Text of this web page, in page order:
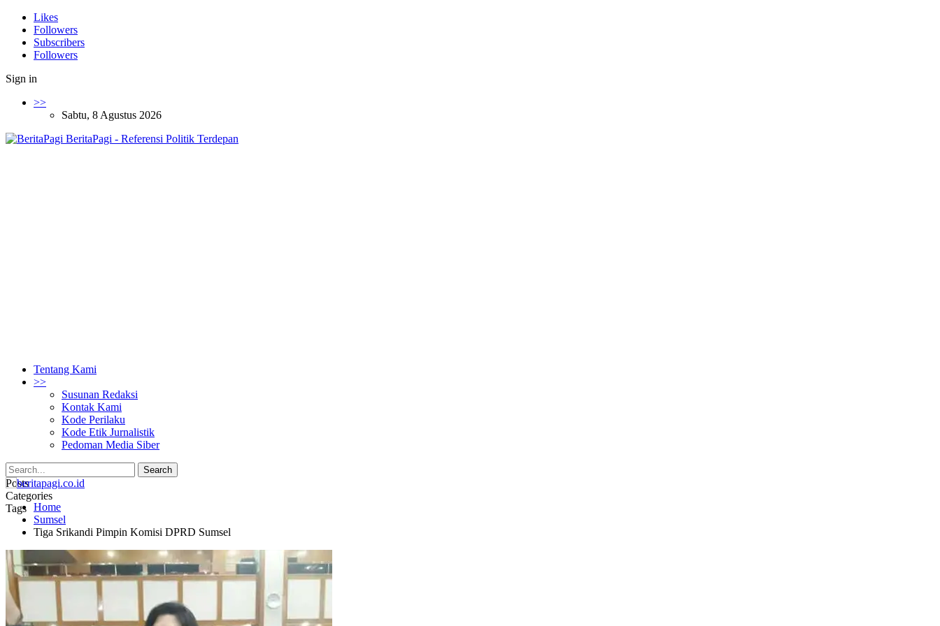
Likes
Followers
Subscribers
Followers
Sign in
>>
Sabtu, 8 Agustus 2026
BeritaPagi - Referensi Politik Terdepan
Tentang Kami
>>
Susunan Redaksi
Kontak Kami
Kode Perilaku
Kode Etik Jurnalistik
Pedoman Media Siber
Posts
Categories
Tags Home
Sumsel
Tiga Srikandi Pimpin Komisi DPRD Sumsel